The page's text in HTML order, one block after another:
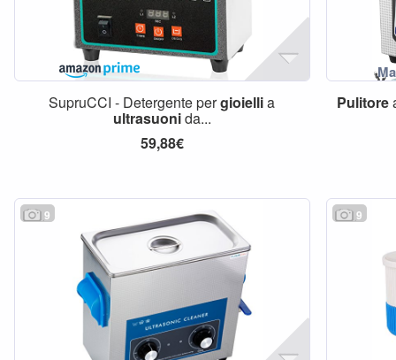
SupruCCI - Detergente pergioiellia
ultrasuonida...
59,88€
Pulitore
9 9